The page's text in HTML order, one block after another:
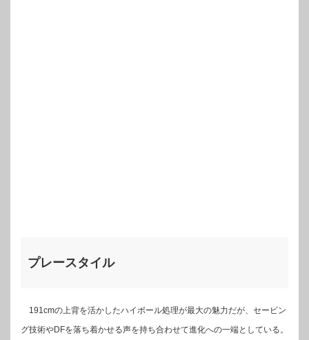
プレースタイル
191cmの上背を活かしたハイボール処理が最大の魅力だが、セービン
グ技術やDFを落ち着かせる声を持ち合わせて進化への一端としている。